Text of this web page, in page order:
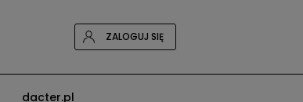
ZALOGUJ SIĘ
dacter.pl